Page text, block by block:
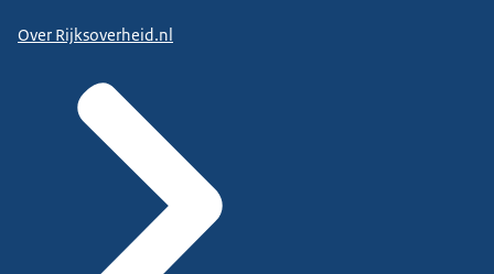
Over Rijksoverheid.nl